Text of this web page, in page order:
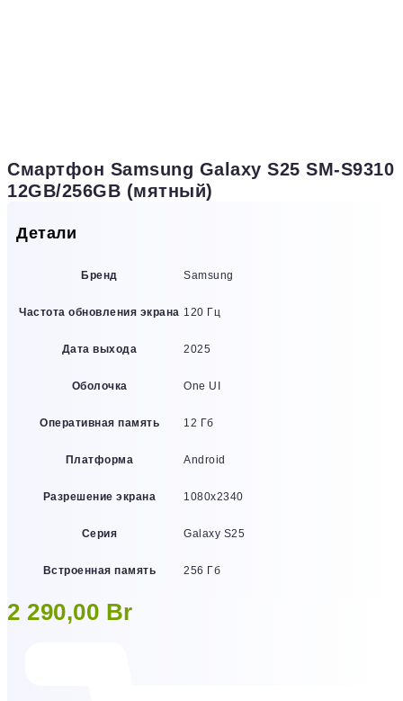
Смартфон Samsung Galaxy S25 SM-S9310
12GB/256GB (мятный)
Детали
Бренд Samsung
Частота обновления экрана 120 Гц
Дата выхода 2025
Оболочка One UI
Оперативная память 12 Гб
Платформа Android
Разрешение экрана 1080х2340
Серия Galaxy S25
Встроенная память 256 Гб
2 290,00 Br